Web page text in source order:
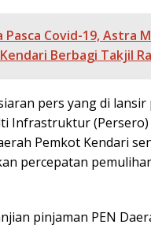
Pasca Covid-19, Astra
Berbagi Takjil
pers yang di lansir
Infrastruktur
Pemkot Kendari
percepatan
pinjaman PEN